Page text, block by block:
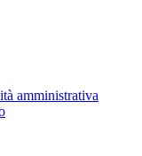
amministrativa